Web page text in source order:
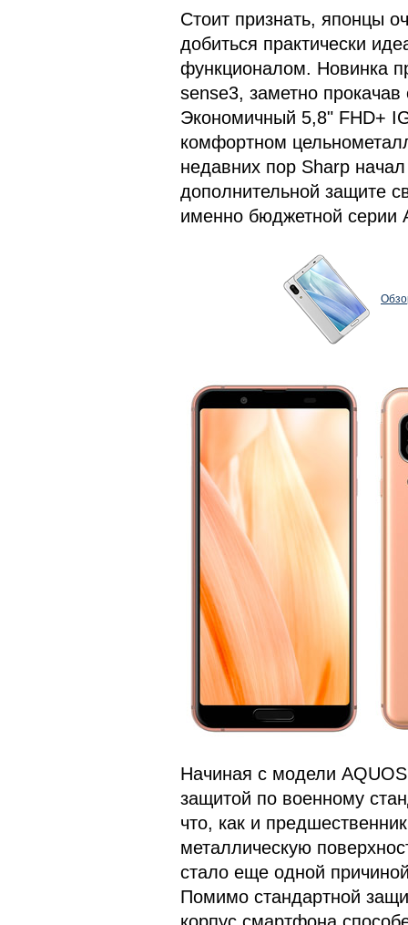
Стоит признать, японцы
добиться практически
функционалом. Новинка
sense3, заметно
Экономичный 5,8" FHD+
комфортном
недавних пор Sharp
дополнительной защите
именно бюджетной серии
Начиная с модели
защитой по военному
что, как и
металлическую
стало еще одной
Помимо стандартной